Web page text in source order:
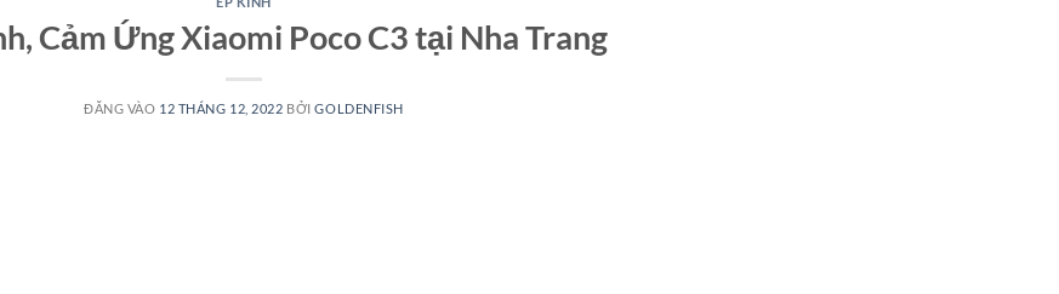
Cảm Ứng Xiaomi Poco C3 tại Nha Trang
ĐĂNG VÀO 12 THÁNG 12, 2022 BỞIGOLDENFISH